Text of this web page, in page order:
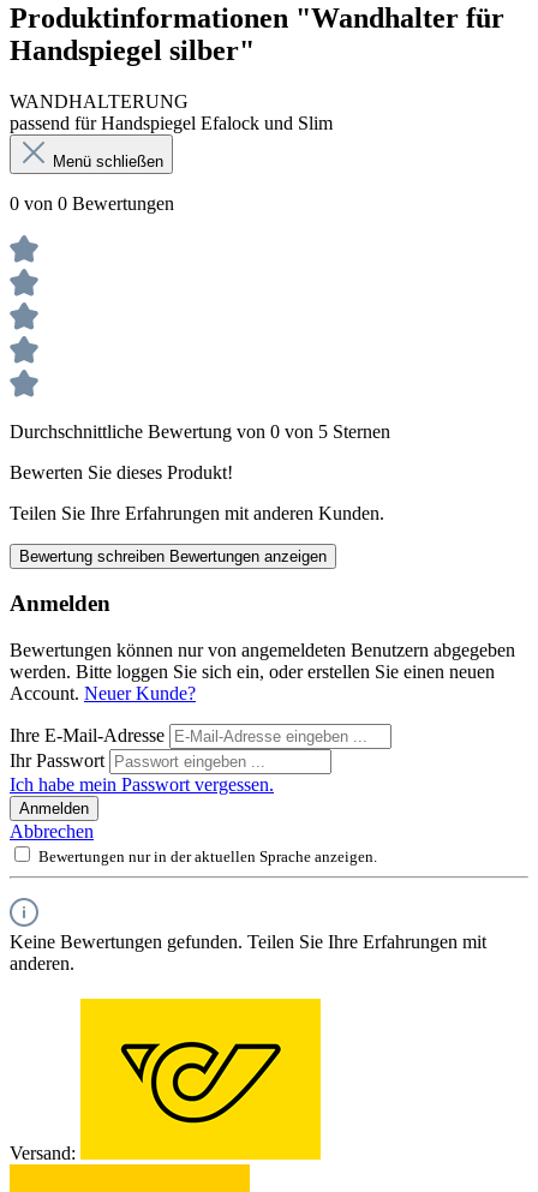
Produktinformationen "Wandhalter für
Handspiegel silber"
WANDHALTERUNG
passend für Handspiegel Efalock und Slim
Menü schließen
0 von 0 Bewertungen
Durchschnittliche Bewertung von 0 von 5 Sternen
Bewerten Sie dieses Produkt!
Teilen Sie Ihre Erfahrungen mit anderen Kunden.
Bewertung schreiben Bewertungen anzeigen
Anmelden
Bewertungen können nur von angemeldeten Benutzern abgegeben
werden. Bitte loggen Sie sich ein, oder erstellen Sie einen neuen
Account. Neuer Kunde?
Ihre E-Mail-Adresse
Ihr Passwort
Ich habe mein Passwort vergessen.
Anmelden
Abbrechen
Bewertungen nur in der aktuellen Sprache anzeigen.
Keine Bewertungen gefunden. Teilen Sie Ihre Erfahrungen mit
anderen.
Versand: